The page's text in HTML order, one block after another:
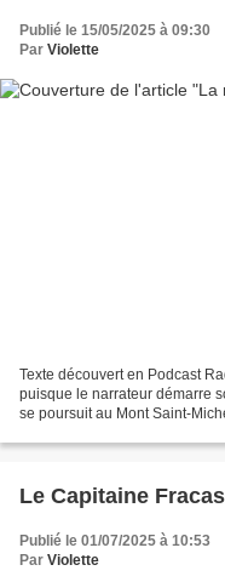
Publié le 15/05/2025 à 09:30
Par Violette
Texte découvert en Podcast
puisque le narrateur démarre
se poursuit au Mont Saint-
Le Capitaine
Publié le 01/07/2025 à 10:53
Par Violette